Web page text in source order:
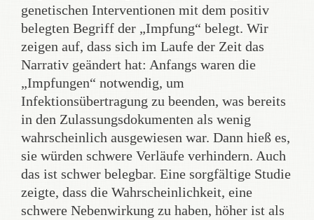
genetischen Interventionen mit dem positiv
belegten Begriff der „Impfung“ belegt. Wir
zeigen auf, dass sich im Laufe der Zeit das
Narrativ geändert hat: Anfangs waren die
„Impfungen“ notwendig, um
Infektionsübertragung zu beenden, was bereits
in den Zulassungsdokumenten als wenig
wahrscheinlich ausgewiesen war. Dann hieß es,
sie würden schwere Verläufe verhindern. Auch
das ist schwer belegbar. Eine sorgfältige Studie
zeigte, dass die Wahrscheinlichkeit, eine
schwere Nebenwirkung zu haben, höher ist als